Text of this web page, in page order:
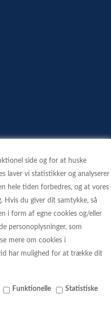
side og for at huske
laver vi statistikker og analyserer
hele tiden forbedres, og at vores
Hvis du giver dit samtykke, så
i form af egne cookies og/eller
personoplysninger, som
mere om cookies i
har mulighed for at trække dit
Funktionelle Statistiske